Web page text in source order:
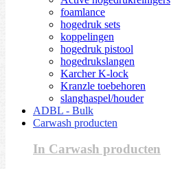
foamlance
hogedruk sets
koppelingen
hogedruk pistool
hogedrukslangen
Karcher K-lock
Kranzle toebehoren
slanghaspel/houder
ADBL - Bulk
Carwash producten
In Carwash producten